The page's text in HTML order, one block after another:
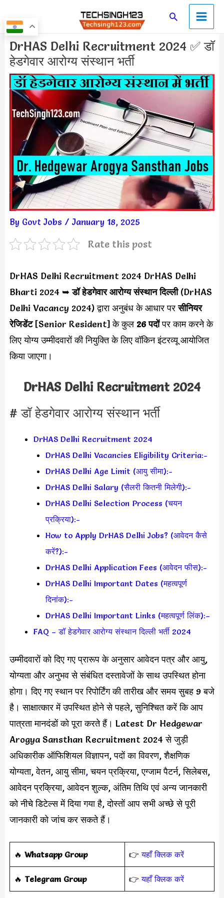
to
content
SearchMain
Menu
DrHAS Delhi Recruitment 2024 ✅ डॉ
हेडगेवार आरोग्य संस्थान भर्ती
By Govt Jobs / January 18, 2025
Rate this post
DrHAS Delhi Recruitment 2024 DrHAS Delhi
Bharti 2024 ➥डॉ हेडगेवार आरोग्य संस्थान दिल्ली(DrHAS
Delhi Vacancy 2024) द्वारा अनुबंध के आधार परसीनियर
रेजिडेंट[Senior Resident] के कुल 26 पदोंपर काम करने के
लिए योग्य उम्मीदवारों की नियुक्ति के लिए वॉकिन इंटरव्यू आयोजित
किया जाएगा।
DrHAS Delhi Recruitment 2024
# डॉ हेडगेवार आरोग्य संस्थान भर्ती
DrHAS Delhi Recruitment 2024
DrHAS Delhi Vacancies Eligibility Criteria:-
DrHAS Delhi Age Limit (आयु सीमा):-
DrHAS Delhi Salary (सैलरी कितनी मिलेगी):-
DrHAS Delhi Selection Process (चयन
प्रक्रिया):-
How to Apply DrHAS Delhi Jobs? (आवेदन कैसे
करें?):-
DrHAS Delhi Application Fees (आवेदन फीस):-
DrHAS Delhi Important Dates (महत्वपूर्ण
दिनांक):-
DrHAS Delhi Important Links (महत्वपूर्ण लिंक):–
FAQ – डॉ हेडगेवार आरोग्य संस्थान दिल्ली भर्ती 2024
उम्मीदवारों को दिए गए प्रारूप के अनुसार आवेदन पत्र और आयु,
योग्यता और अनुभव से संबंधित दस्तावेजों के साथ उपस्थित होना
होगा। दिए गए स्थान पर रिपोर्टिंग की तारीख और समय सुबह 9 बजे
है। साक्षात्कार में उपस्थित होने से पहले, सुनिश्चित करें कि आप
पात्रता मानदंडों को पूरा करते हैं। Latest Dr Hedgewar
Arogya Sansthan Recruitment 2024 से जुड़ी
अधिकारीक ऑफिशियल विज्ञापन, पदों का विवरण, शैक्षणिक
योग्यता, वेतन, आयु सीमा,चयन प्रक्रिया, एग्जाम पैटर्न, सिलेबस,
आवेदन प्रक्रिया, आवेदन शुल्क, अंतिम तिथि एवं अन्य जानकारी
को नीचे डिटेल्स में दिया गया है, दोस्तों आप सभी अच्छे से पूरी
जानकारी को जांच कर सकते हैं।
‎️‍🔥 Whatsapp Group 👉यहाँ क्लिक करें
‎️‍🔥 Telegram Group 👉यहाँ क्लिक करें
Post
navigation